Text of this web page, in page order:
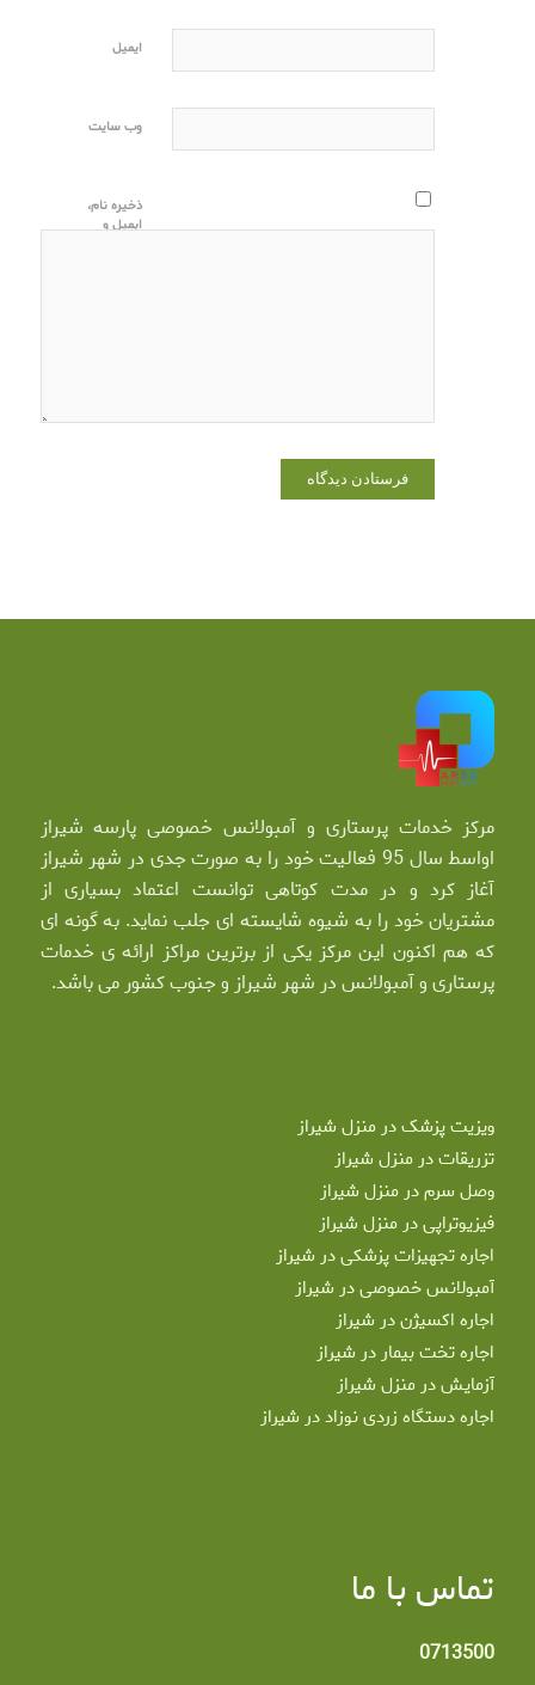
ایمیل
وب‌ سایت
ذخیره نام،
ایمیل و
مرکز خدمات پرستاری و آمبولانس خصوصی پارسه شیراز
اواسط سال 95 فعالیت خود را به صورت جدی در شهر شیراز
آغاز کرد و در مدت کوتاهی توانست اعتماد بسیاری از
مشتریان خود را به شیوه شایسته ای جلب نماید. به گونه ای
که هم اکنون این مرکز یکی از برترین مراکز ارائه ی خدمات
پرستاری و آمبولانس در شهر شیراز و جنوب کشور می باشد.
ویزیت پزشک در منزل شیراز
تزریقات در منزل شیراز
وصل سرم در منزل شیراز
فیزیوتراپی در منزل شیراز
اجاره تجهیزات پزشکی در شیراز
آمبولانس خصوصی در شیراز
اجاره اکسیژن در شیراز
اجاره تخت بیمار در شیراز
آزمایش در منزل شیراز
اجاره دستگاه زردی نوزاد در شیراز
تماس با ما
0713500